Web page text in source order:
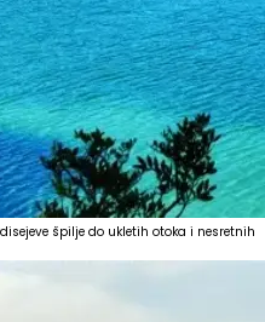
špilje do ukletih otoka i nesretnih